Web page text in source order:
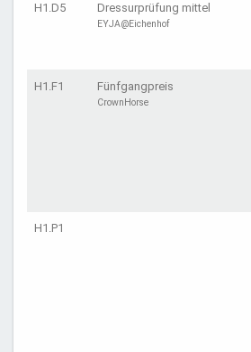
H1.D5 Dressurprüfung mittel
EYJA@Eichenhof
H1.F1 Fünfgangpreis
CrownHorse
H1.P1